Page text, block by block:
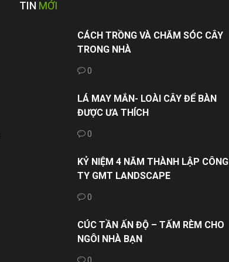
TIN MỚI
CÁCH TRỒNG VÀ CHĂM SÓC CÂY
TRONG NHÀ
0
LÁ MAY MẮN- LOÀI CÂY ĐỂ BÀN
ĐƯỢC ƯA THÍCH
0
KỶ NIỆM 4 NĂM THÀNH LẬP CÔNG
TY GMT LANDSCAPE
0
CÚC TẦN ẤN ĐỘ – TẤM RÈM CHO
NGÔI NHÀ BẠN